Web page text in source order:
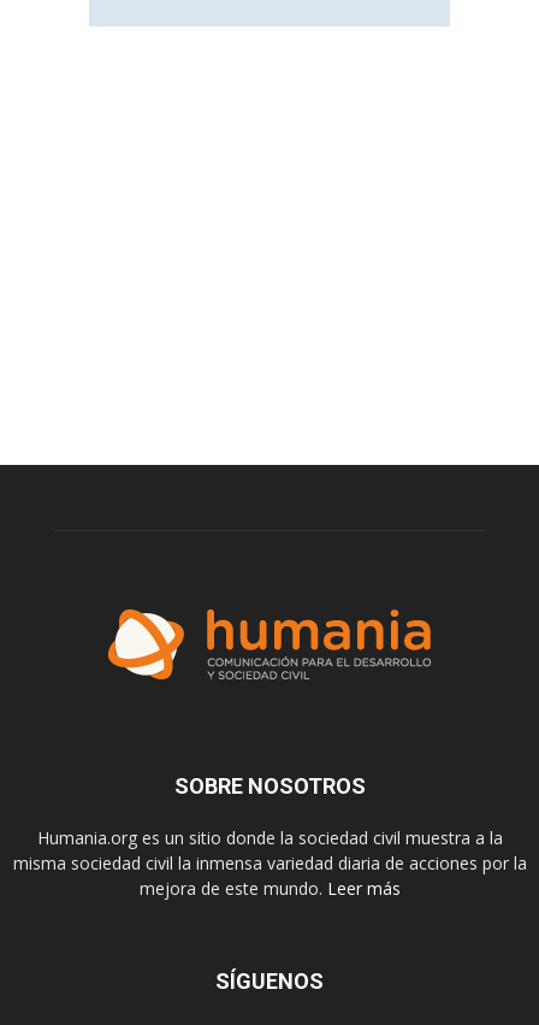
SOBRE NOSOTROS
Humania.org es un sitio donde la sociedad civil muestra a la
misma sociedad civil la inmensa variedad diaria de acciones por la
mejora de este mundo. Leer más
SÍGUENOS